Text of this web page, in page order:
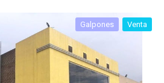
Galpones Venta